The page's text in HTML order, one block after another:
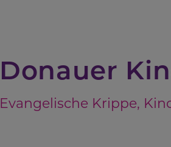
Donauer
Evangelische Krippe,